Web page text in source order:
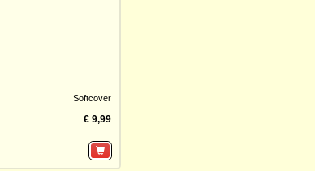
Softcover
€ 9,99